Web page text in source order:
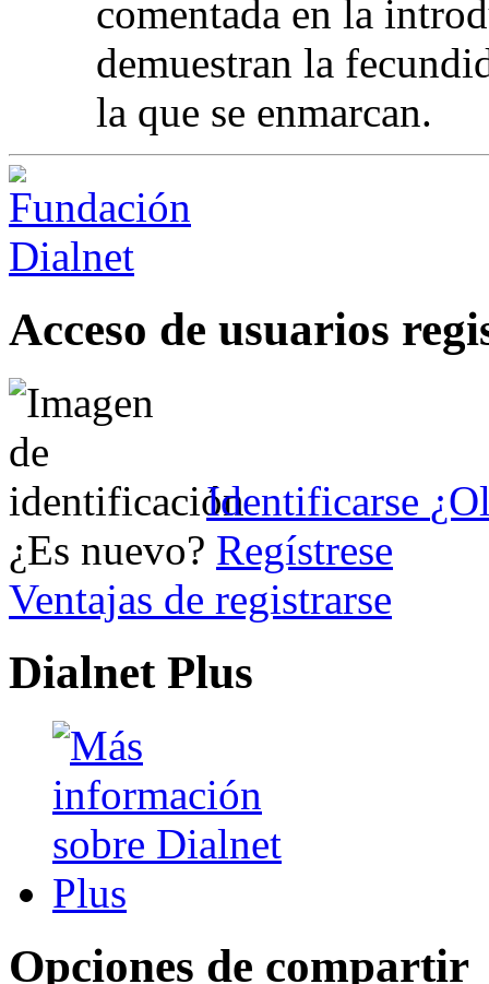
comentada en la
demuestran la
la que se enmarcan.
Acceso de usuarios
Identificarse
¿Es nuevo? Regístrese
Ventajas de registrarse
Dialnet Plus
Opciones de compartir